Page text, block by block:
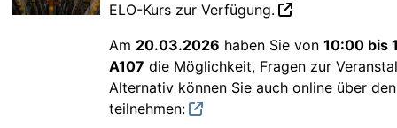
ELO-Kurs zur Verfügung.
Am 20.03.2026 haben Sie von 10:00 bis
A107 die Möglichkeit, Fragen zur
Alternativ können Sie auch online über
teilnehmen: